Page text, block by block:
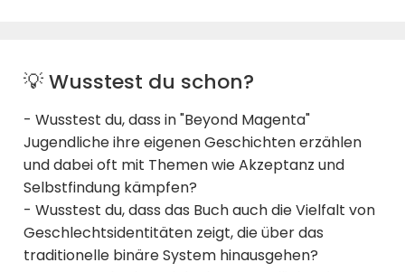
💡 Wusstest du schon?
- Wusstest du, dass in "Beyond Magenta"
Jugendliche ihre eigenen Geschichten erzählen
und dabei oft mit Themen wie Akzeptanz und
Selbstfindung kämpfen?
- Wusstest du, dass das Buch auch die Vielfalt von
Geschlechtsidentitäten zeigt, die über das
traditionelle binäre System hinausgehen?